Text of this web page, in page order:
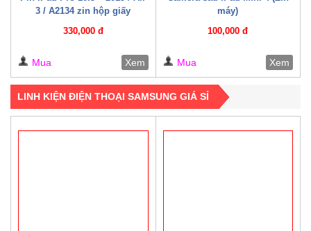
3 / A2134 zin hộp giấy
330,000 đ
Mua Xem
máy)
100,000 đ
Mua Xem
LINH KIỆN ĐIỆN THOẠI SAMSUNG GIÁ SỈ